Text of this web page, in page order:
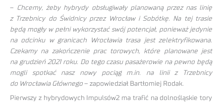
– Chcemy, żeby hybrydy obsługiwały planowaną przez nas linię
z Trzebnicy do Świdnicy przez Wrocław i Sobótkę. Na tej trasie
będą mogły w pełni wykorzystać swój potencjał, ponieważ jedynie
na odcinku w granicach Wrocławia trasa jest zelektryfikowana.
Czekamy na zakończenie prac torowych, które planowane jest
na grudzień 2021 roku. Do tego czasu pasażerowie na pewno będą
mogli spotkać nasz nowy pociąg m.in. na linii z Trzebnicy
do Wrocławia Głównego – zapowiedział Bartłomiej Rodak.
Pierwszy z hybrydowych Impulsów2 ma trafić na dolnośląskie tory